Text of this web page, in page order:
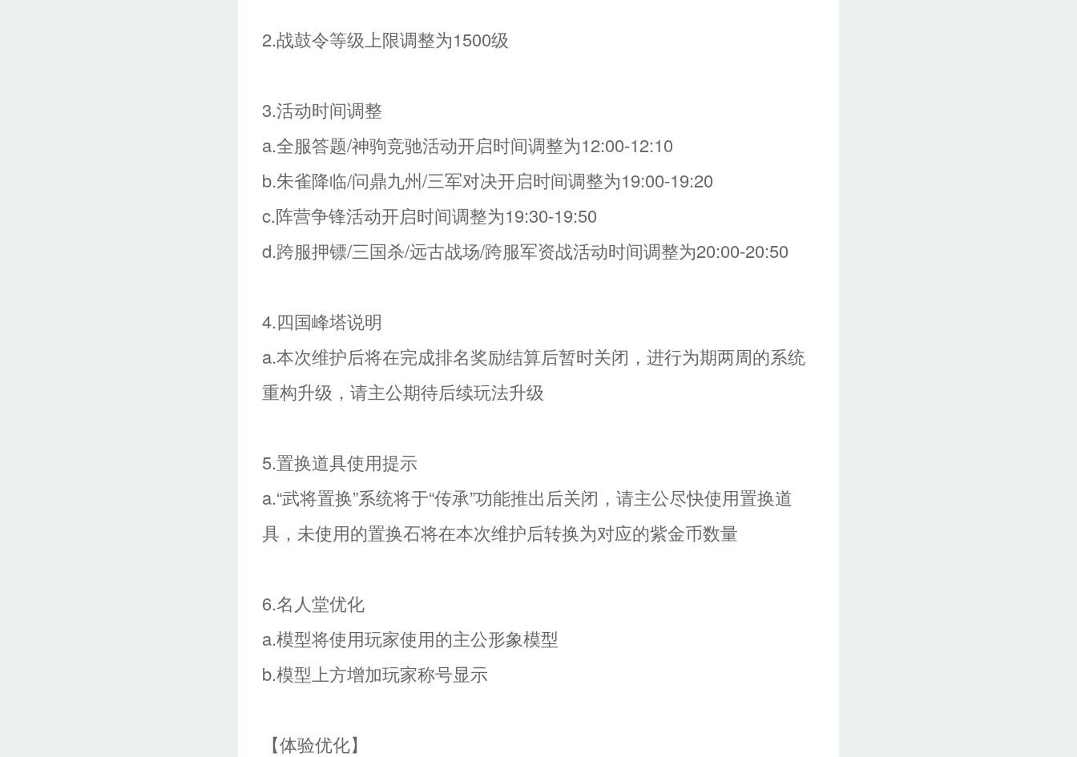
2.战鼓令等级上限调整为1500级
3.活动时间调整
a.全服答题/神驹竞驰活动开启时间调整为12:00-12:10
b.朱雀降临/问鼎九州/三军对决开启时间调整为19:00-19:20
c.阵营争锋活动开启时间调整为19:30-19:50
d.跨服押镖/三国杀/远古战场/跨服军资战活动时间调整为20:00-20:50
4.四国峰塔说明
a.本次维护后将在完成排名奖励结算后暂时关闭，进行为期两周的系统
重构升级，请主公期待后续玩法升级
5.置换道具使用提示
a.“武将置换”系统将于“传承”功能推出后关闭，请主公尽快使用置换道
具，未使用的置换石将在本次维护后转换为对应的紫金币数量
6.名人堂优化
a.模型将使用玩家使用的主公形象模型
b.模型上方增加玩家称号显示
【体验优化】